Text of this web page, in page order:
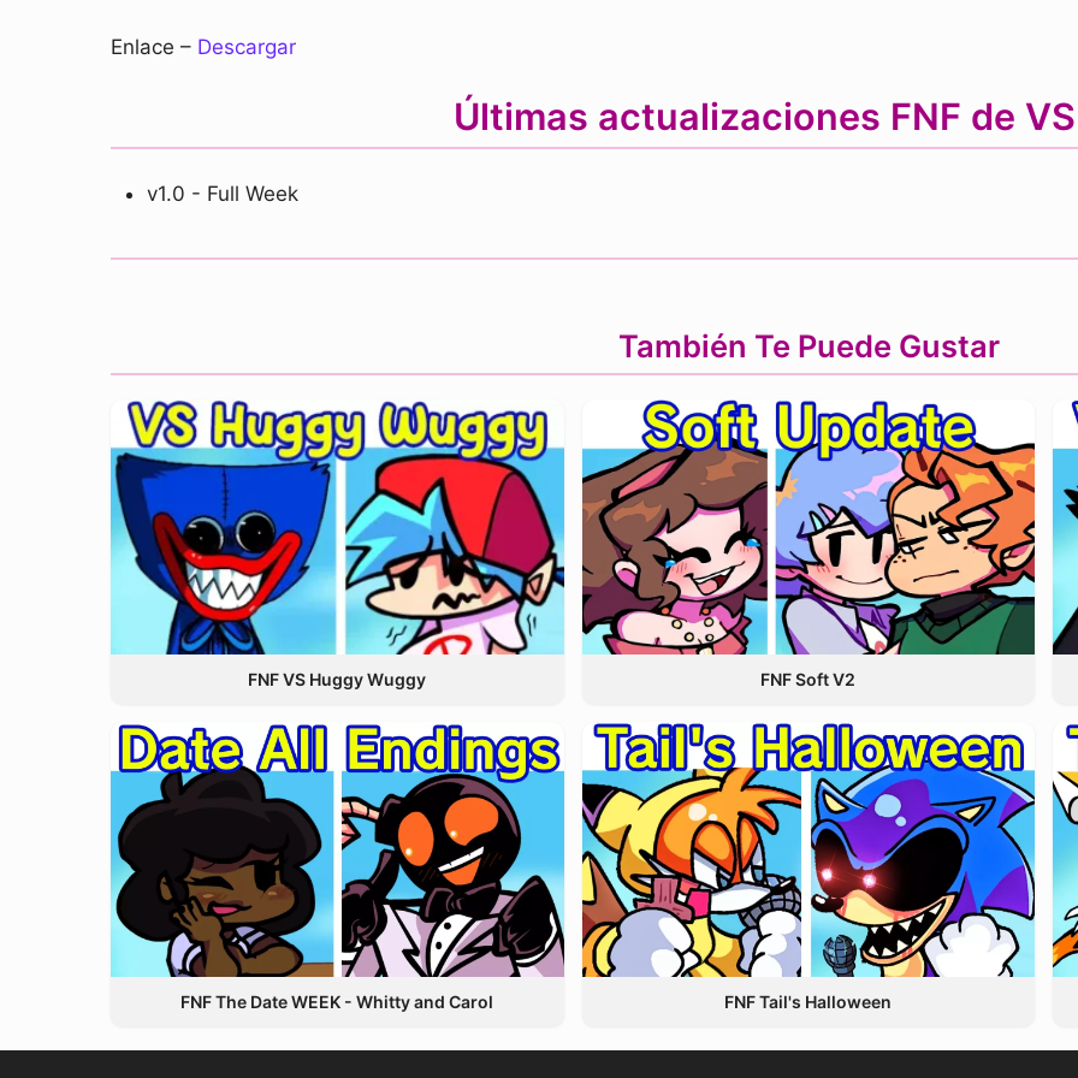
Enlace – Descargar
Últimas actualizaciones FNF de
v1.0 - Full Week
También Te Puede Gustar
FNF VS Huggy Wuggy FNF Soft V2
FNF The Date WEEK - Whitty and Carol FNF Tail's Halloween